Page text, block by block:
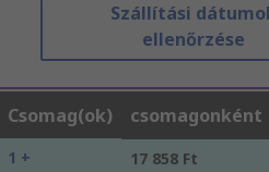
Szállítási
ellenőrzése
Csomag(ok) csomagonként
1 + 17 858 Ft